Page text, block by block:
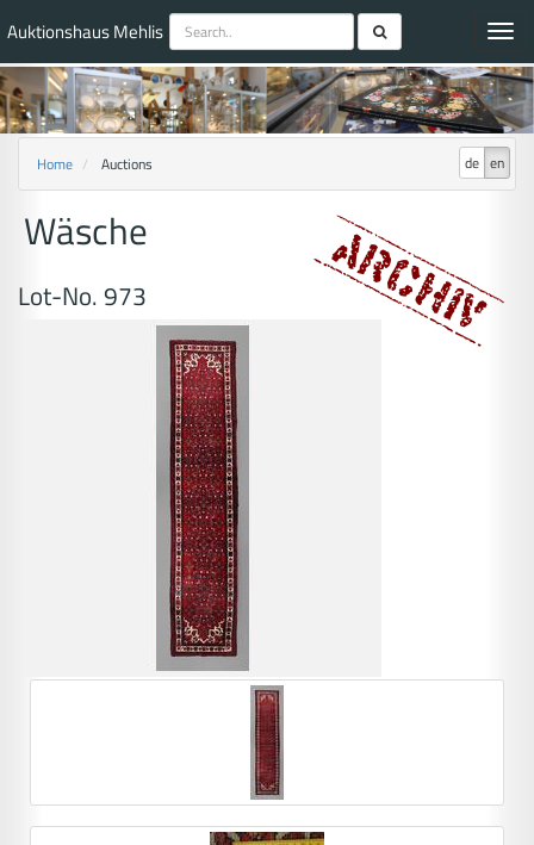
Auktionshaus Mehlis
de en
Home Auctions
Wäsche
Lot-No. 973